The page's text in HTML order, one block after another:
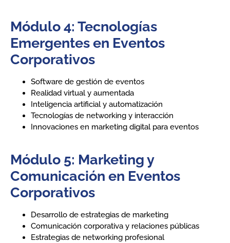
Módulo 4: Tecnologías
Emergentes en Eventos
Corporativos
Software de gestión de eventos
Realidad virtual y aumentada
Inteligencia artificial y automatización
Tecnologías de networking y interacción
Innovaciones en marketing digital para eventos
Módulo 5: Marketing y
Comunicación en Eventos
Corporativos
Desarrollo de estrategias de marketing
Comunicación corporativa y relaciones públicas
Estrategias de networking profesional